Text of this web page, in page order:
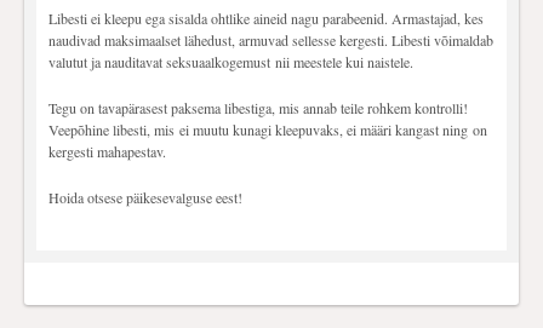
Libesti ei kleepu ega sisalda ohtlike aineid nagu parabeenid. Armastajad, kes
naudivad maksimaalset lähedust, armuvad sellesse kergesti. Libesti võimaldab
valutut ja nauditavat seksuaalkogemust nii meestele kui naistele.
Tegu on tavapärasest paksema libestiga, mis annab teile rohkem kontrolli!
Veepõhine libesti, mis ei muutu kunagi kleepuvaks, ei määri kangast ning on
kergesti mahapestav.
Hoida otsese päikesevalguse eest!